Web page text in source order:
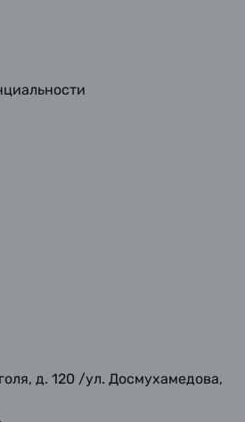
д. 120 /ул. Досмухамедова,